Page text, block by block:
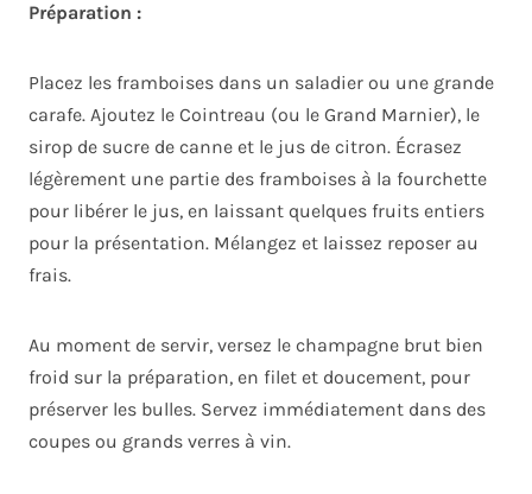
Préparation :
Placez les framboises dans un saladier ou une grande
carafe. Ajoutez le Cointreau (ou le Grand Marnier), le
sirop de sucre de canne et le jus de citron. Écrasez
légèrement une partie des framboises à la fourchette
pour libérer le jus, en laissant quelques fruits entiers
pour la présentation. Mélangez et laissez reposer au
frais.
Au moment de servir, versez le champagne brut bien
froid sur la préparation, en filet et doucement, pour
préserver les bulles. Servez immédiatement dans des
coupes ou grands verres à vin.